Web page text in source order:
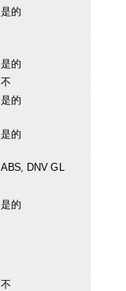
是的
是的
不
是的
是的
ABS, DNV GL
是的
不